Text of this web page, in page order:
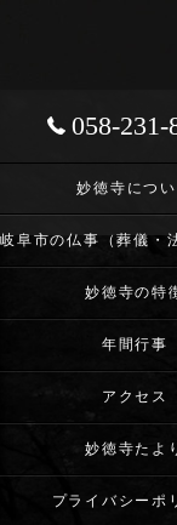
058-231-
妙徳寺につい
妙徳寺の特
年間行事
アクセス
妙徳寺たよ
プライバシーポ